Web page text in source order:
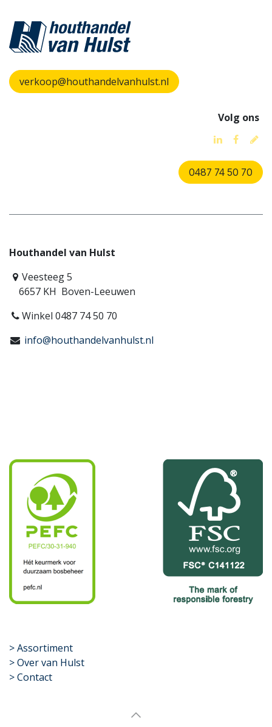
verkoop@houthandelvanhulst.nl
Volg ons
0487 74 50 70
Houthandel van Hulst
Veesteeg 5
6657 KH Boven-Leeuwen
Winkel 0487 74 50 70
info@houthandelvanhulst.nl
​>Assortiment
> Over van Hulst
> Contact